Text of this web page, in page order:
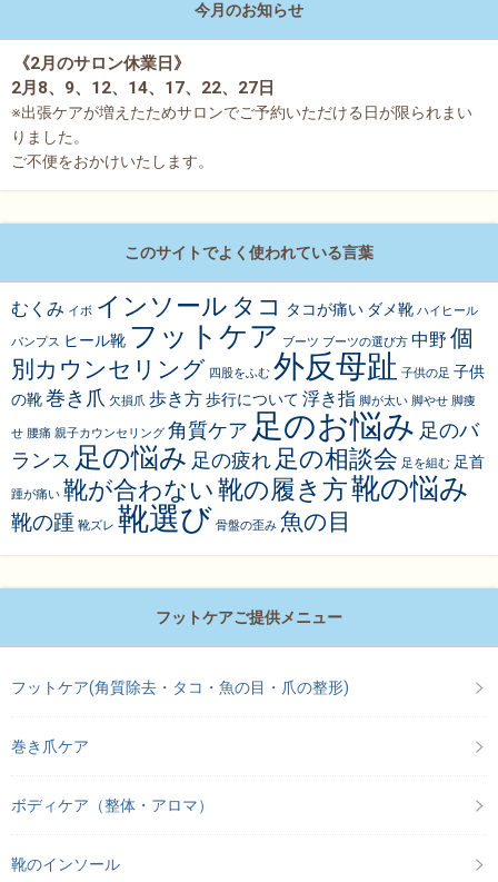
今月のお知らせ
《2月のサロン休業日》
2月8、9、12、14、17、22、27日
※出張ケアが増えたためサロンでご予約いただける日が限られまい
りました。
ご不便をおかけいたします。
このサイトでよく使われている言葉
むくみ イボ インソール タコ タコが痛い ダメ靴 ハイヒール
パンプス ヒール靴 フットケア ブーツ ブーツの選び方 中野 個
別カウンセリング 四股をふむ 外反母趾 子供の足 子供
の靴巻き爪 欠損爪 歩き方歩行について 浮き指 脚が太い 脚やせ 脚痩
せ 腰痛 親子カウンセリング 角質ケア 足のお悩み 足のバ
ランス 足の悩み 足の疲れ 足の相談会 足を組む 足首
踵が痛い 靴が合わない 靴の履き方靴の悩み
靴の踵 靴ズレ 靴選び 骨盤の歪み 魚の目
フットケアご提供メニュー
フットケア(角質除去・タコ・魚の目・爪の整形)
巻き爪ケア
ボディケア（整体・アロマ）
靴のインソール